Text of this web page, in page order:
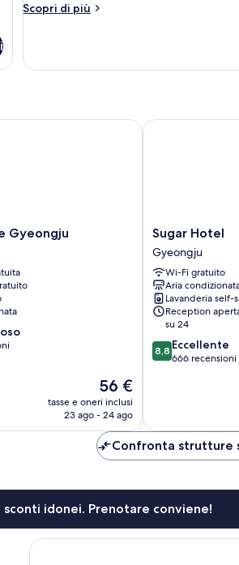
Scopri di più
Altri
Double
Gyeongju
Il
prezzo
attuale
56 €
56 €
tasse e oneri inclusi
23 ago - 24 ago
Sugar
Hotel
Gyeongju
Sugar Hotel
Gyeongju
Wi-Fi gratuito
Aria
Lavanderia self-
Reception
su 24
8.8
su
8,8 Eccellente
666 recensioni
Sugar Hotel
Confronta strutture
idonei. Prenotare conviene!